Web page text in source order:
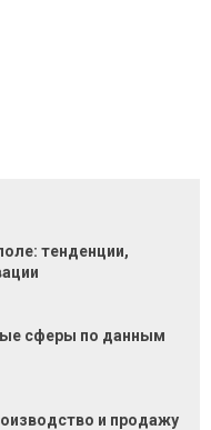
тенденции,
сферы по данным
и продажу